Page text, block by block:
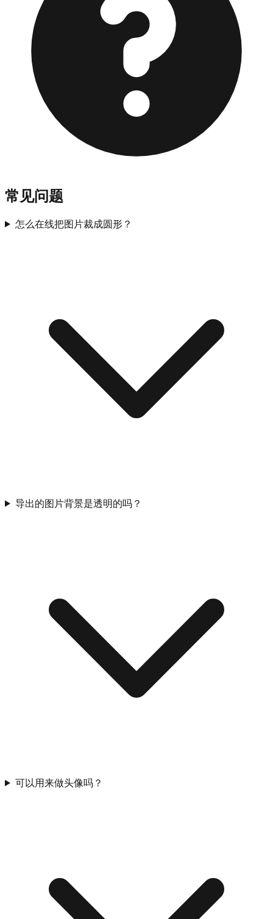
常见问题
怎么在线把图片裁成圆形？
导出的图片背景是透明的吗？
可以用来做头像吗？